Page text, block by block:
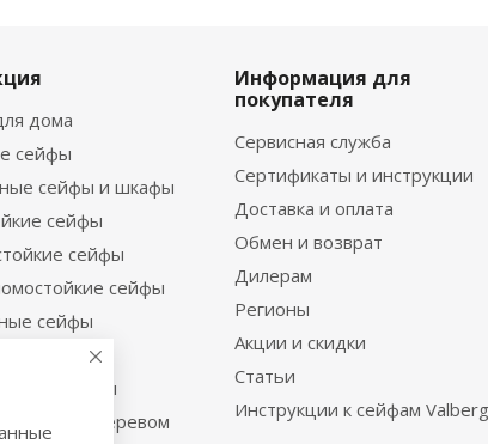
дома
сейфы
сейфы и шкафы
сейфы
сейфы
сейфы
сейфы
сейфы
сейфы
отделкой деревом
Информация для
покупателя
Сервисная служба
Сертификаты и инструкции
Доставка и оплата
Обмен и возврат
Дилерам
Регионы
Акции и скидки
Статьи
Инструкции к сейфам Valberg